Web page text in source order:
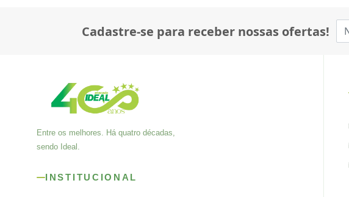
Cadastre-se para receber nossas ofertas!
Entre os melhores. Há quatro décadas,
sendo Ideal.
INSTITUCIONAL